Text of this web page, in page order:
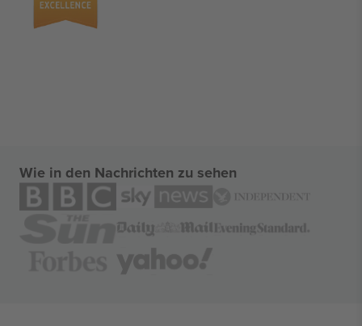
Wie in den Nachrichten zu sehen